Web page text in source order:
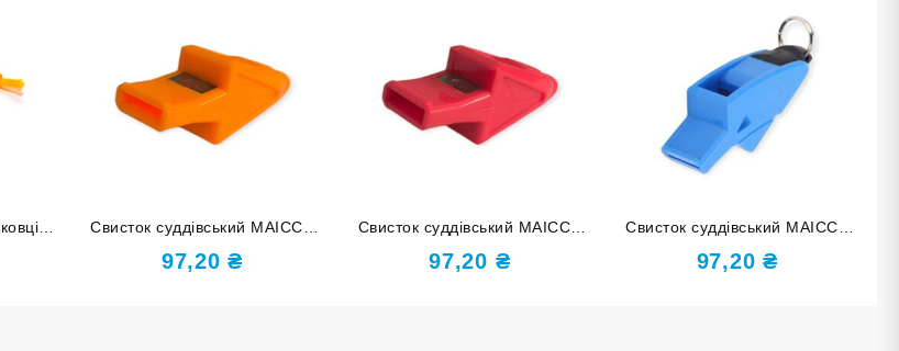
Свисток суддівський MAICCA
оранжевий М55
97,20₴
Свисток суддівський MAICCA
червоний М55
97,20 ₴
Свисток суддівський MAICCA
блакитний М55
97,20 ₴